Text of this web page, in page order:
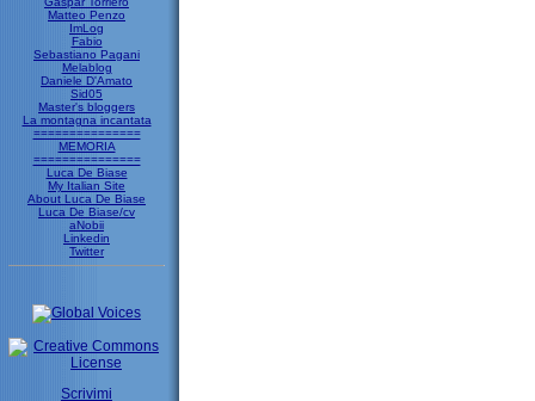
Matteo Penzo
ImLog
Fabio
Sebastiano Pagani
Melablog
Daniele D'Amato
Sid05
Master's bloggers
La montagna incantata
===============
MEMORIA
===============
Luca De Biase
My Italian Site
About Luca De Biase
Luca De Biase/cv
aNobii
Linkedin
Twitter
Scrivimi